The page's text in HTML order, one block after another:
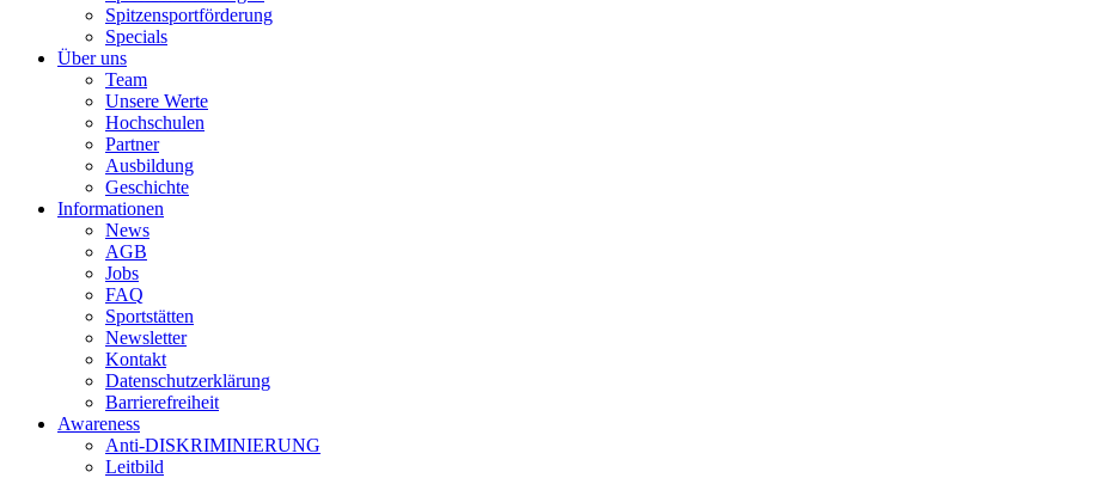
Spitzensportförderung
Specials
Über uns
Team
Unsere Werte
Hochschulen
Partner
Ausbildung
Geschichte
Informationen
News
AGB
Jobs
FAQ
Sportstätten
Newsletter
Kontakt
Datenschutzerklärung
Barrierefreiheit
Awareness
Anti-DISKRIMINIERUNG
Leitbild